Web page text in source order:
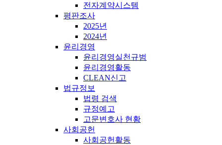
전자계약시스템
평판조사
2025년
2024년
윤리경영
윤리경영실천규범
윤리경영활동
CLEAN신고
법규정보
법령 검색
규정예고
고문변호사 현황
사회공헌
사회공헌활동